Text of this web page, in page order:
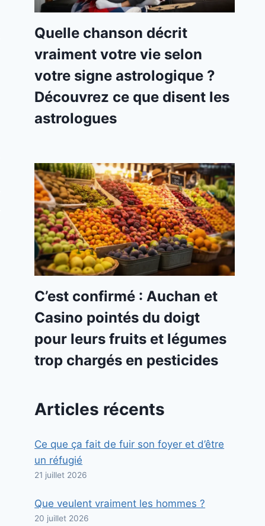
Quelle chanson décrit
vraiment votre vie selon
votre signe astrologique ?
Découvrez ce que disent les
astrologues
C’est confirmé : Auchan et
Casino pointés du doigt
pour leurs fruits et légumes
trop chargés en pesticides
Articles récents
Ce que ça fait de fuir son foyer et d’être
un réfugié
21 juillet 2026
Que veulent vraiment les hommes ?
20 juillet 2026